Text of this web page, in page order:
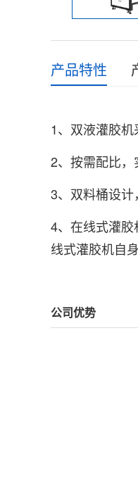
产品特性
1、双液灌胶机
2、按需配比，
3、双料桶设计
4、在线式灌
线式灌胶机自
型号 Models
公司优势